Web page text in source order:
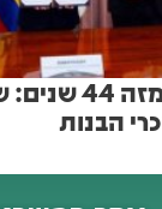
לראשונה
הבנות